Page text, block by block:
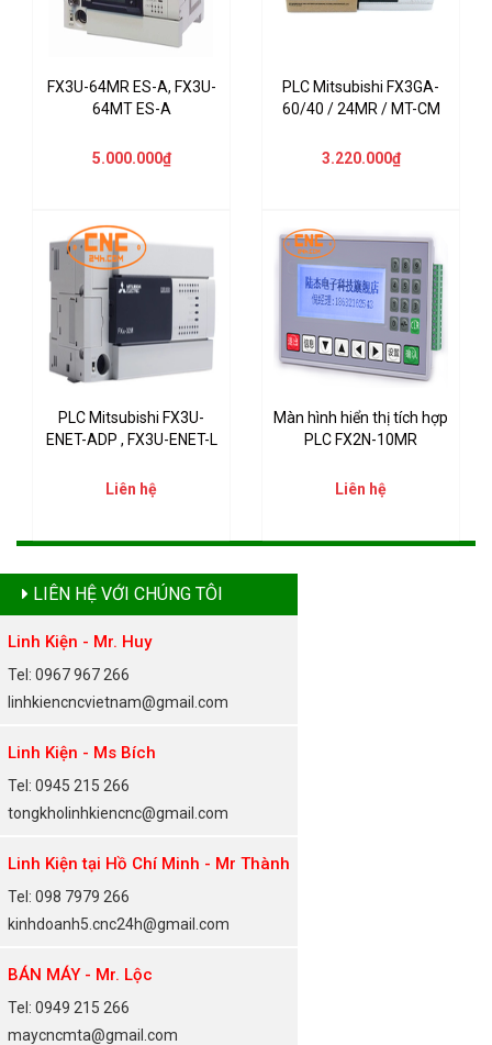
FX3U-64MR ES-A, FX3U-
64MT ES-A
5.000.000₫
PLC Mitsubishi FX3GA-
60/40 / 24MR / MT-CM
3.220.000₫
PLC Mitsubishi FX3U-
ENET-ADP , FX3U-ENET-L
Liên hệ
Màn hình hiển thị tích hợp
PLC FX2N-10MR
Liên hệ
LIÊN HỆ VỚI CHÚNG TÔI
Linh Kiện - Mr. Huy
Tel: 0967 967 266
linhkiencncvietnam@gmail.com
Linh Kiện - Ms Bích
Tel: 0945 215 266
tongkholinhkiencnc@gmail.com
Linh Kiện tại Hồ Chí Minh - Mr Thành
Tel: 098 7979 266
kinhdoanh5.cnc24h@gmail.com
BÁN MÁY - Mr. Lộc
Tel: 0949 215 266
maycncmta@gmail.com